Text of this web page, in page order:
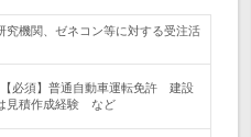
究機関、ゼネコン等に対する受注活
必須】普通自動車運転免許 建設
見積作成経験 など